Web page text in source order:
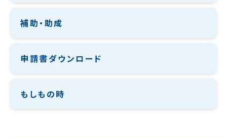
補助・助成
申請書ダウンロード
もしもの時